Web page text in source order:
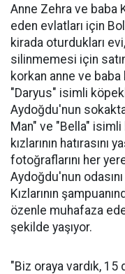
Anne Zehra ve baba
eden evlatları için
kirada oturdukları evi,
silinmemesi için
korkan anne ve baba
"Daryus" isimli
Aydoğdu'nun
Man" ve "Bella"
kızlarının hatırasını
fotoğraflarını her
Aydoğdu'nun
Kızlarının
özenle muhafaza
şekilde yaşıyor.
"Biz oraya vardık,